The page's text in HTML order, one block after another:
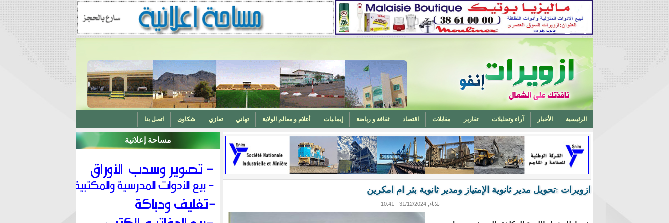
الرئيسية الأخبار آراء وتحليلات تقارير مقابلات اقتصاد ثقافة و رياضة إيمانيات أعلام و معالم الولاية تهاني تعازي شكاوى اتصل بنا
تخرج أحد ابناء ازويرات مهندسا في الهندسة الميكانيكية من المغرب (تهنئة) ه وزارة الشؤون الإسلامية تدعو لتوحيد خطبة الجمعة حول الحرابة مساحة إعلانية
ازويرات :تحويل مدير ثانوية الإمتياز ومدير ثانوية بئر ام امكرين
ثلاثاء, 31/12/2024 - 10:41